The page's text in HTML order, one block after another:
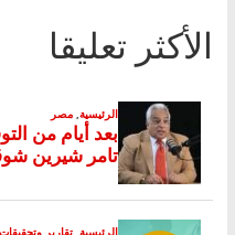
الأكثر تعليقا